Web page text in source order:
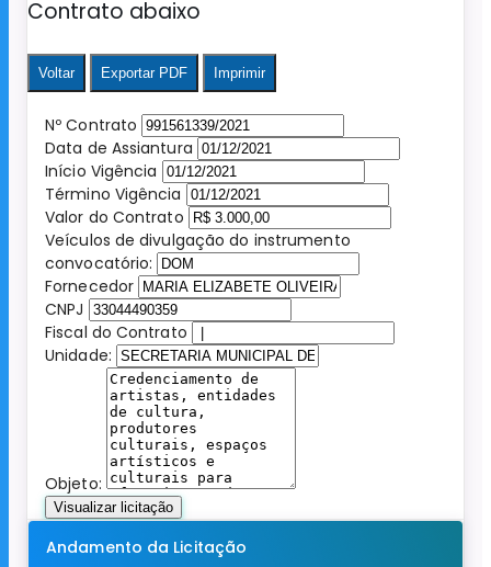
Contrato abaixo
Voltar Exportar PDF Imprimir
Nº Contrato
Data de Assiantura
Início Vigência
Término Vigência
Valor do Contrato
Veículos de divulgação do instrumento
convocatório:
Fornecedor
CNPJ
Fiscal do Contrato
Unidade:
Objeto:
Visualizar licitação
Andamento da Licitação